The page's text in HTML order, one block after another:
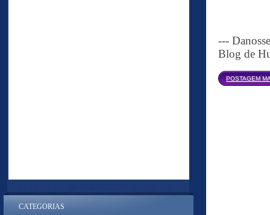
---
Blog de
POSTAGEM
CATEGORIAS